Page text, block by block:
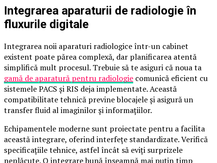
Integrarea aparaturii de radiologie în
fluxurile digitale
Integrarea noii aparaturi radiologice într-un cabinet
existent poate părea complexă, dar planificarea atentă
simplifică mult procesul. Trebuie să te asiguri că noua ta
gamă de aparatură pentru radiologie comunică eficient cu
sistemele PACS și RIS deja implementate. Această
compatibilitate tehnică previne blocajele și asigură un
transfer fluid al imaginilor și informațiilor.
Echipamentele moderne sunt proiectate pentru a facilita
această integrare, oferind interfețe standardizate. Verifică
specificațiile tehnice, astfel încât să eviți surprizele
neplăcute. O integrare bună înseamnă mai puțin timp